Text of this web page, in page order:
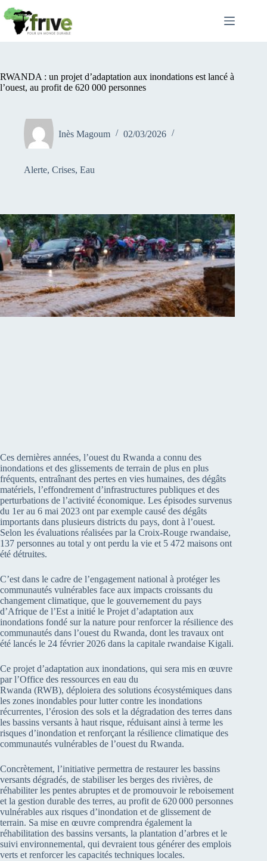
au
contenu
RWANDA : un projet d’adaptation aux inondations est lancé à
l’ouest, au profit de 620 000 personnes
Inès Magoum 02/03/2026
Alerte, Crises, Eau
Ces dernières années, l’ouest du Rwanda a connu des
inondations et des glissements de terrain de plus en plus
fréquents, entraînant des pertes en vies humaines, des dégâts
matériels, l’effondrement d’infrastructures publiques et des
perturbations de l’activité économique. Les épisodes survenus
du 1er au 6 mai 2023 ont par exemple causé des dégâts
importants dans plusieurs districts du pays, dont à l’ouest.
Selon les évaluations réalisées par la Croix-Rouge rwandaise,
137 personnes au total y ont perdu la vie et 5 472 maisons ont
été détruites.
C’est dans le cadre de l’engagement national à protéger les
communautés vulnérables face aux impacts croissants du
changement climatique, que le gouvernement du pays
d’Afrique de l’Est a initié le Projet d’adaptation aux
inondations fondé sur la nature pour renforcer la résilience des
communautés dans l’ouest du Rwanda, dont les travaux ont
été lancés le 24 février 2026 dans la capitale rwandaise Kigali.
Ce projet d’adaptation aux inondations, qui sera mis en œuvre
par l’Office des ressources en eau du
Rwanda (RWB), déploiera des solutions écosystémiques dans
les zones inondables pour lutter contre les inondations
récurrentes, l’érosion des sols et la dégradation des terres dans
les bassins versants à haut risque, réduisant ainsi à terme les
risques d’inondation et renforçant la résilience climatique des
communautés vulnérables de l’ouest du Rwanda.
Concrètement, l’initiative permettra de restaurer les bassins
versants dégradés, de stabiliser les berges des rivières, de
réhabiliter les pentes abruptes et de promouvoir le reboisement
et la gestion durable des terres, au profit de 620 000 personnes
vulnérables aux risques d’inondation et de glissement de
terrain. Sa mise en œuvre comprendra également la
réhabilitation des bassins versants, la plantation d’arbres et le
suivi environnemental, qui devraient tous générer des emplois
verts et renforcer les capacités techniques locales.